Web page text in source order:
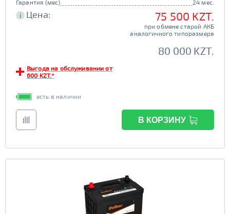
Гарантия (мес)
24 мес.
i Цена: 75 500 KZT.
при обмене старой АКБ
аналогичного типоразмера
80 000 KZT.
Выгода на обслуживании от
600 KZT.*
есть в наличии
В КОРЗИНУ